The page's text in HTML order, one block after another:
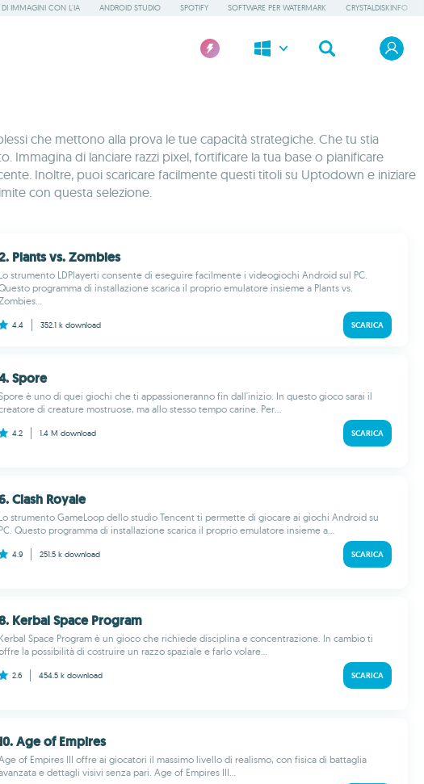
DI IMMAGINI CON L'IA ANDROID STUDIO SPOTIFY SOFTWARE PER WATERMARK CRYSTALDISKINFO
che mettono alla prova le tue capacità strategiche. Che tu stia
di lanciare razzi pixel, fortificare la tua base o pianificare
Inoltre, puoi scaricare facilmente questi titoli su Uptodown e iniziare
con questa selezione.
Plants vs. Zombies
Lo strumento LDPlayerti consente di eseguire facilmente i videogiochi Android sul PC.
programma di installazione scarica il proprio emulatore insieme a Plants vs.
4.4 352.1 k download SCARICA
Spore
è uno di quei giochi che ti appassioneranno fin dall'inizio. In questo gioco sarai il
di creature mostruose, ma allo stesso tempo carine. Per...
4.2 1.4 M download SCARICA
Clash Royale
Lo strumento GameLoop dello studio Tencent ti permette di giocare ai giochi Android su
PC. Questo programma di installazione scarica il proprio emulatore insieme a...
4.9 251.5 k download SCARICA
Kerbal Space Program
Kerbal Space Program è un gioco che richiede disciplina e concentrazione. In cambio ti
la possibilità di costruire un razzo spaziale e farlo volare...
2.6 454.5 k download SCARICA
Age of Empires
of Empires III offre ai giocatori il massimo livello di realismo, con fisica di battaglia
e dettagli visivi senza pari. Age of Empires III...